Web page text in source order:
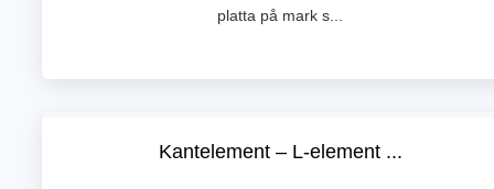
platta på mark s...
Kantelement – L-element ...